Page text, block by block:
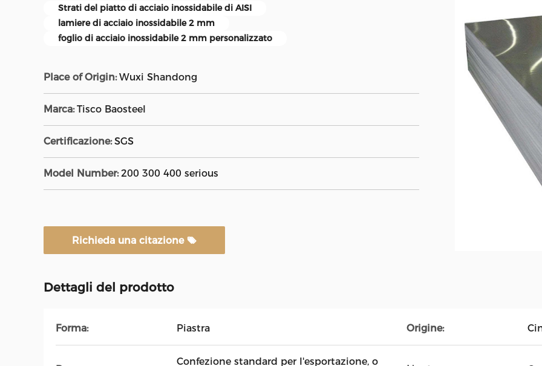
Strati del piatto di acciaio inossidabile di AISI
lamiere di acciaio inossidabile 2 mm
foglio di acciaio inossidabile 2 mm personalizzato
Place of Origin: Wuxi Shandong
Marca: Tisco Baosteel
Certificazione: SGS
Model Number: 200 300 400 serious
Richieda una citazione
Dettagli del prodotto
Forma: Piastra Origine:
Confezione standard per l'esportazione, o